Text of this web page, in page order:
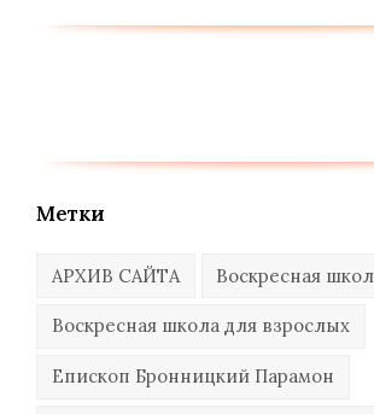
Метки
АРХИВ САЙТА Воскресная
Воскресная школа для взрослых
Епископ Бронницкий Парамон